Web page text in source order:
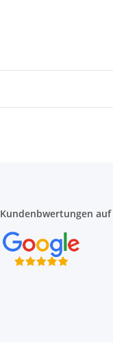
Kundenbwertungen auf